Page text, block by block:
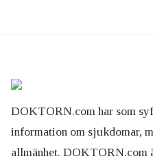
DOKTORN.com har som
information om sjukdomar,
allmänhet. DOKTORN.com